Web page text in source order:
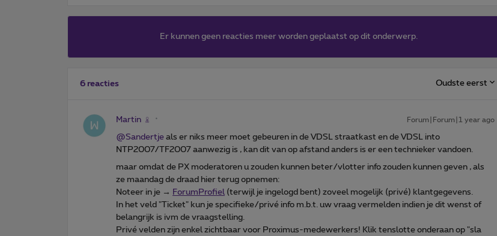
Er kunnen geen reacties meer worden geplaatst op dit onderwerp.
6 reacties Oudste eerst
Martin Forum|Forum|1 year ago
@Sandertje als er niks meer moet gebeuren in de VDSL straatkast en de VDSL into
NTP2007/TF2007 aanwezig is , kan dit van op afstand anders is er een technieker vandoen.
maar omdat de PX moderatoren u zouden kunnen beter/vlotter info zouden kunnen geven , als
ze maandag de draad hier terug opnemen:
Noteer in je → ForumProfiel (terwijl je ingelogd bent) zoveel mogelijk (privé) klantgegevens.
In het veld "Ticket" kun je specifieke/privé info m.b.t. uw vraag vermelden indien je dit wenst of
belangrijk is ivm de vraagstelling.
Privé velden zijn enkel zichtbaar voor Proximus-medewerkers! Klik tenslotte onderaan op "sla